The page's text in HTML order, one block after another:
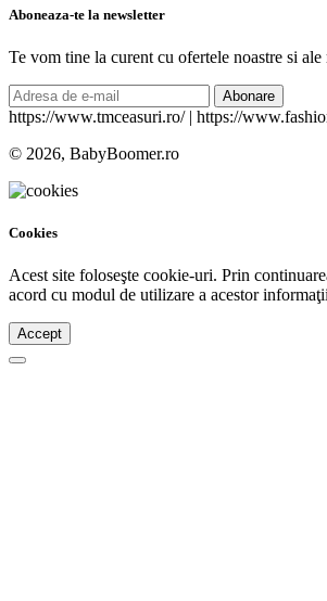
Aboneaza-te la newsletter
Te vom tine la curent cu ofertele noastre si
Abonare
https://www.tmceasuri.ro/ | https://
© 2026, BabyBoomer.ro
Cookies
Acest site foloseşte cookie-uri. Prin
acord cu modul de utilizare a acestor
Accept